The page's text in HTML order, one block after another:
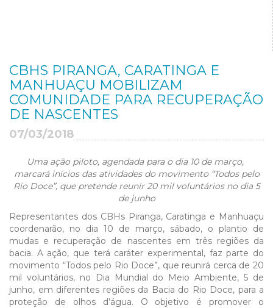
CBHS PIRANGA, CARATINGA E
MANHUAÇU MOBILIZAM
COMUNIDADE PARA RECUPERAÇÃO
DE NASCENTES
07/03/2018
Uma ação piloto, agendada para o dia 10 de março,
marcará inícios das atividades do movimento “Todos pelo
Rio Doce”, que pretende reunir 20 mil voluntários no dia 5
de junho
Representantes dos CBHs Piranga, Caratinga e Manhuaçu
coordenarão, no dia 10 de março, sábado, o plantio de
mudas e recuperação de nascentes em três regiões da
bacia. A ação, que terá caráter experimental, faz parte do
movimento “Todos pelo Rio Doce”, que reunirá cerca de 20
mil voluntários, no Dia Mundial do Meio Ambiente, 5 de
junho, em diferentes regiões da Bacia do Rio Doce, para a
proteção de olhos d’água. O objetivo é promover o